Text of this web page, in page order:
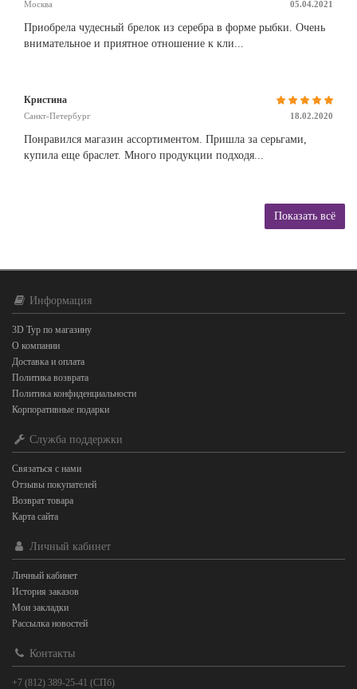
Москва 05.04.2021
Приобрела чудесный брелок из серебра в форме рыбки. Очень
внимательное и приятное отношение к кли...
Кристина
Санкт-Петербург 18.02.2020
Понравился магазин ассортиментом. Пришла за серьгами,
купила еще браслет. Много продукции подходя...
Показать всё
Информация
3D Тур по магазину
О компании
Доставка и оплата
Политика возврата
Политика конфиденциальности
Корпоративные подарки
Служба поддержки
Связаться с нами
Отзывы покупателей
Возврат товара
Карта сайта
Личный кабинет
Личный кабинет
История заказов
Мои закладки
Рассылка новостей
Контакты
+7 (812) 389-25-41 (СПб)